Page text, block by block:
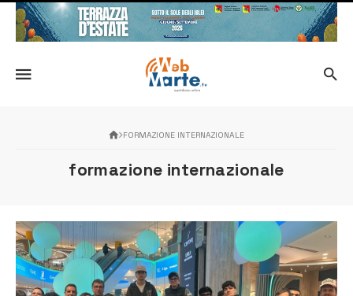
FORMAZIONE INTERNAZIONALE
formazione internazionale